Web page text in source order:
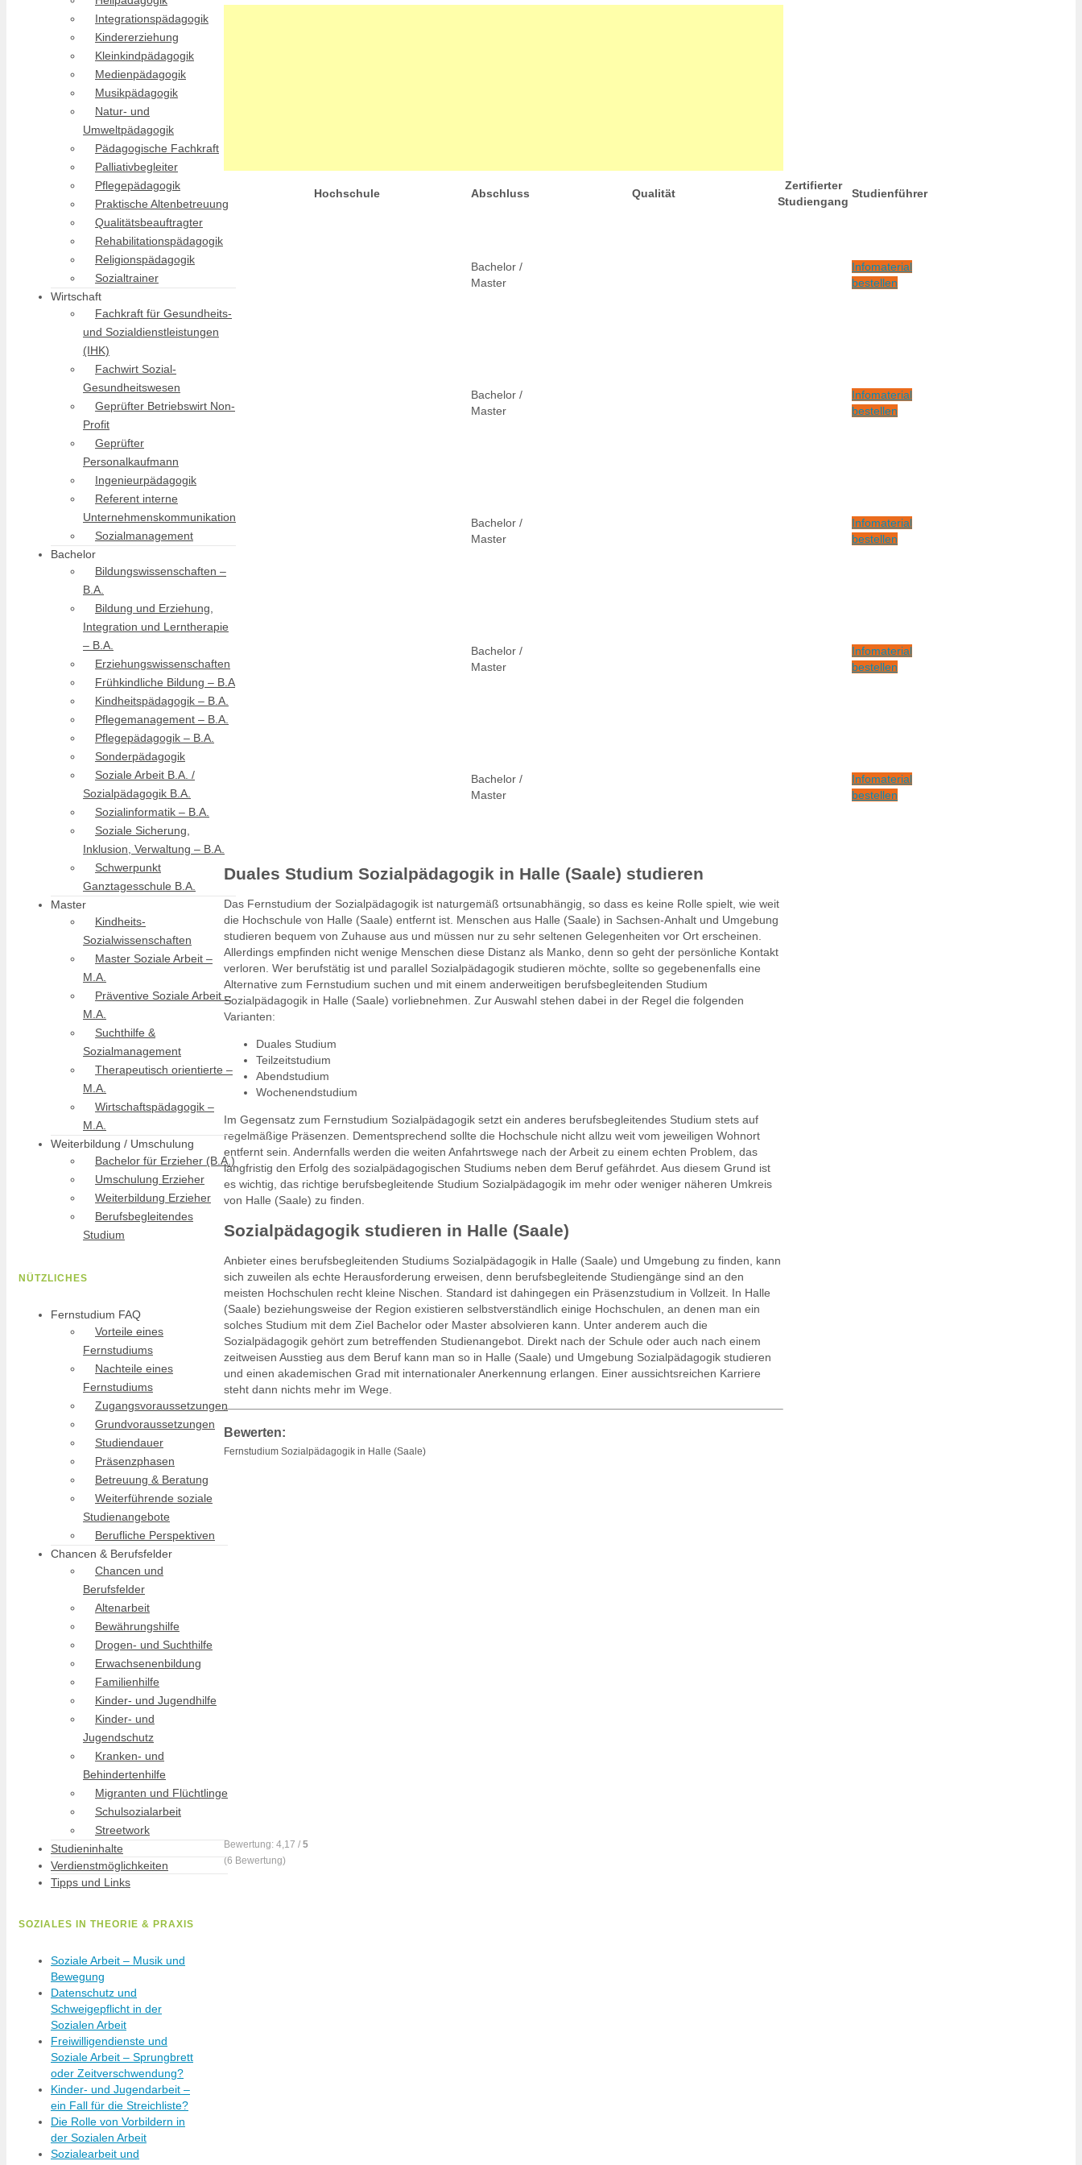
Hochschule Abschluss Qualität
Zertifierter
Studiengang
Studienführer
Bachelor /
Master
Infomaterial
bestellen
Bachelor /
Master
Infomaterial
bestellen
Bachelor /
Master
Infomaterial
bestellen
Bachelor /
Master
Infomaterial
bestellen
Bachelor /
Master
Infomaterial
bestellen
Duales Studium Sozialpädagogik in Halle (Saale) studieren
Das Fernstudium der Sozialpädagogik ist naturgemäß ortsunabhängig, so dass es keine Rolle spielt, wie weit
die Hochschule von Halle (Saale) entfernt ist. Menschen aus Halle (Saale) in Sachsen-Anhalt und Umgebung
studieren bequem von Zuhause aus und müssen nur zu sehr seltenen Gelegenheiten vor Ort erscheinen.
Allerdings empfinden nicht wenige Menschen diese Distanz als Manko, denn so geht der persönliche Kontakt
verloren. Wer berufstätig ist und parallel Sozialpädagogik studieren möchte, sollte so gegebenenfalls eine
Alternative zum Fernstudium suchen und mit einem anderweitigen berufsbegleitenden Studium
Sozialpädagogik in Halle (Saale) vorliebnehmen. Zur Auswahl stehen dabei in der Regel die folgenden
Varianten:
Duales Studium
Teilzeitstudium
Abendstudium
Wochenendstudium
Im Gegensatz zum Fernstudium Sozialpädagogik setzt ein anderes berufsbegleitendes Studium stets auf
regelmäßige Präsenzen. Dementsprechend sollte die Hochschule nicht allzu weit vom jeweiligen Wohnort
entfernt sein. Andernfalls werden die weiten Anfahrtswege nach der Arbeit zu einem echten Problem, das
langfristig den Erfolg des sozialpädagogischen Studiums neben dem Beruf gefährdet. Aus diesem Grund ist
es wichtig, das richtige berufsbegleitende Studium Sozialpädagogik im mehr oder weniger näheren Umkreis
von Halle (Saale) zu finden.
Sozialpädagogik studieren in Halle (Saale)
Anbieter eines berufsbegleitenden Studiums Sozialpädagogik in Halle (Saale) und Umgebung zu finden, kann
sich zuweilen als echte Herausforderung erweisen, denn berufsbegleitende Studiengänge sind an den
meisten Hochschulen recht kleine Nischen. Standard ist dahingegen ein Präsenzstudium in Vollzeit. In Halle
(Saale) beziehungsweise der Region existieren selbstverständlich einige Hochschulen, an denen man ein
solches Studium mit dem Ziel Bachelor oder Master absolvieren kann. Unter anderem auch die
Sozialpädagogik gehört zum betreffenden Studienangebot. Direkt nach der Schule oder auch nach einem
zeitweisen Ausstieg aus dem Beruf kann man so in Halle (Saale) und Umgebung Sozialpädagogik studieren
und einen akademischen Grad mit internationaler Anerkennung erlangen. Einer aussichtsreichen Karriere
steht dann nichts mehr im Wege.
Bewerten:
Fernstudium Sozialpädagogik in Halle (Saale)
Bewertung: 4,17 / 5
(6 Bewertung)
Integrationspädagogik
Kindererziehung
Kleinkindpädagogik
Medienpädagogik
Musikpädagogik
Natur- und
Umweltpädagogik
Pädagogische Fachkraft
Palliativbegleiter
Pflegepädagogik
Praktische Altenbetreuung
Qualitätsbeauftragter
Rehabilitationspädagogik
Religionspädagogik
Sozialtrainer
Wirtschaft
Fachkraft für Gesundheits-
und Sozialdienstleistungen
(IHK)
Fachwirt Sozial-
Gesundheitswesen
Geprüfter Betriebswirt Non-
Profit
Geprüfter
Personalkaufmann
Ingenieurpädagogik
Referent interne
Unternehmenskommunikation
Sozialmanagement
Bachelor
Bildungswissenschaften –
B.A.
Bildung und Erziehung,
Integration und Lerntherapie
– B.A.
Erziehungswissenschaften
Frühkindliche Bildung – B.A
Kindheitspädagogik – B.A.
Pflegemanagement – B.A.
Pflegepädagogik – B.A.
Sonderpädagogik
Soziale Arbeit B.A. /
Sozialpädagogik B.A.
Sozialinformatik – B.A.
Soziale Sicherung,
Inklusion, Verwaltung – B.A.
Schwerpunkt
Ganztagesschule B.A.
Master
Kindheits-
Sozialwissenschaften
Master Soziale Arbeit –
M.A.
Präventive Soziale Arbeit –
M.A.
Suchthilfe &
Sozialmanagement
Therapeutisch orientierte –
M.A.
Wirtschaftspädagogik –
M.A.
Weiterbildung / Umschulung
Bachelor für Erzieher (B.A.)
Umschulung Erzieher
Weiterbildung Erzieher
Berufsbegleitendes
Studium
NÜTZLICHES
Fernstudium FAQ
Vorteile eines
Fernstudiums
Nachteile eines
Fernstudiums
Zugangsvoraussetzungen
Grundvoraussetzungen
Studiendauer
Präsenzphasen
Betreuung & Beratung
Weiterführende soziale
Studienangebote
Berufliche Perspektiven
Chancen & Berufsfelder
Chancen und
Berufsfelder
Altenarbeit
Bewährungshilfe
Drogen- und Suchthilfe
Erwachsenenbildung
Familienhilfe
Kinder- und Jugendhilfe
Kinder- und
Jugendschutz
Kranken- und
Behindertenhilfe
Migranten und Flüchtlinge
Schulsozialarbeit
Streetwork
Studieninhalte
Verdienstmöglichkeiten
Tipps und Links
SOZIALES IN THEORIE & PRAXIS
Soziale Arbeit – Musik und
Bewegung
Datenschutz und
Schweigepflicht in der
Sozialen Arbeit
Freiwilligendienste und
Soziale Arbeit – Sprungbrett
oder Zeitverschwendung?
Kinder- und Jugendarbeit –
ein Fall für die Streichliste?
Die Rolle von Vorbildern in
der Sozialen Arbeit
Sozialearbeit und